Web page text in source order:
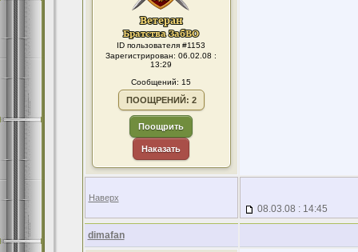
ID пользователя #1153
Зарегистрирован: 06.02.08 :
13:29
Сообщений: 15
ПООЩРЕНИЙ: 2
Поощрить
Наказать
Наверх
08.03.08 : 14:45
dimafan